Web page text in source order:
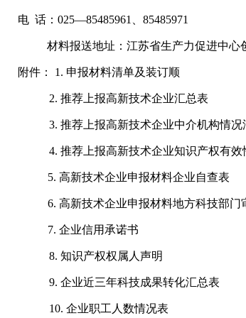
电 话： 025—85485961 85485971
材料报送地址：江苏省生产力促进中
附件： 1. 申报材料清单及装订顺
2. 推荐上报高新技术企业汇总表
3. 推荐上报高新技术企业中介机构情况
4. 推荐上报高新技术企业知识产权有效
5. 高新技术企业申报材料企业自查表
6. 高新技术企业申报材料地方科技部门
7.企业信用承诺书
8. 知识产权权属人声明
9. 企业近三年科技成果转化汇总表
10. 企业职工人数情况表